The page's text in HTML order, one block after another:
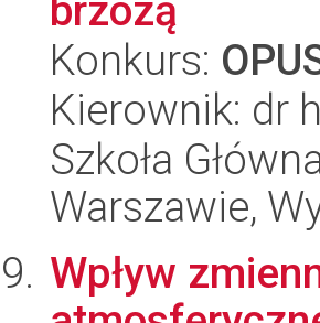
brzozą
Konkurs:
Kierownik: dr
Szkoła
Warszawie,
Wpływ